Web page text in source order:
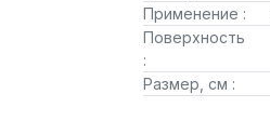
Применение :
Поверхность
:
Размер, см :